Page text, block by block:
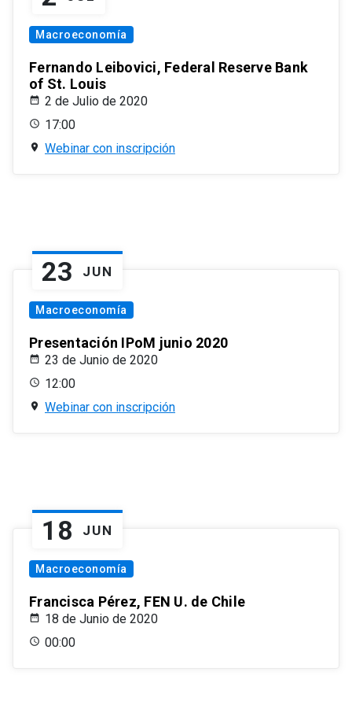
Macroeconomía
Fernando Leibovici, Federal Reserve Bank
of St. Louis
2 de Julio de 2020
17:00
Webinar con inscripción
23 JUN
Macroeconomía
Presentación IPoM junio 2020
23 de Junio de 2020
12:00
Webinar con inscripción
18 JUN
Macroeconomía
Francisca Pérez, FEN U. de Chile
18 de Junio de 2020
00:00